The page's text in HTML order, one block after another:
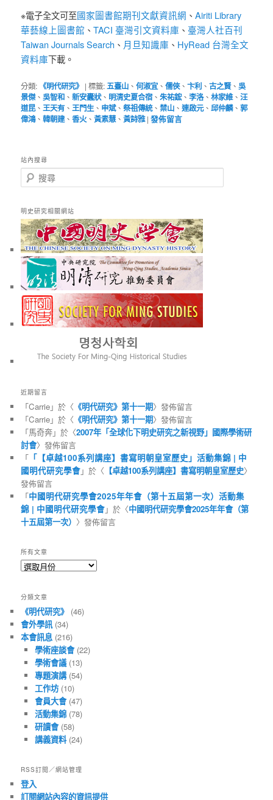
※電子全文可至國家圖書館期刊文獻資訊網 、Airiti Library
華藝線上圖書館 、TACI 臺灣引文資料庫 、 臺灣人社百刊
Taiwan Journals Search 、 月旦知識庫 、 HyRead 台灣全文
資料庫下載。
分類: 《明代研究》 |標籤:五臺山 、何淑宜 、儒俠、卞利 、古之賢、吳
景傑、吳智和 、新安蠹狀、 明清史夏合宿、朱祐鋐、李洛、林家維、汪
道昆、王天有、王門生 、 申斌、祭祖傳統、禁山 、連啟元、邱仲麟、郭
偉鴻、韓朝建、香火 、黃素慧、黃詩雅 |發佈留言
站內搜尋
搜
尋
明史研究相關網站
近期留言
「Carrie」於〈 《明代研究》第十一期〉發佈留言
「Carrie」於〈 《明代研究》第十一期〉發佈留言
「馬奇奔」於〈2007年「全球化下明史研究之新視野」國際學術研
討會〉發佈留言
「 「【卓越100系列講座】書寫明朝皇室歷史」活動集錦 | 中
國明代研究學會」於〈 【卓越100系列講座】書寫明朝皇室歷史〉
發佈留言
「中國明代研究學會2025年年會（第十五屆第一次）活動集
錦 | 中國明代研究學會」於〈中國明代研究學會2025年年會（第
十五屆第一次） 〉發佈留言
所有文章
所
章
分類文章
《明代研究》 (46)
會外學訊 (34)
本會訊息 (216)
學術座談會(22)
學術會議(13)
專題演講(54)
工作坊(10)
會員大會(47)
活動集錦(78)
研讀會(58)
講義資料(24)
RSS訂閱／網站管理
登入
訂閱網站內容的資訊提供